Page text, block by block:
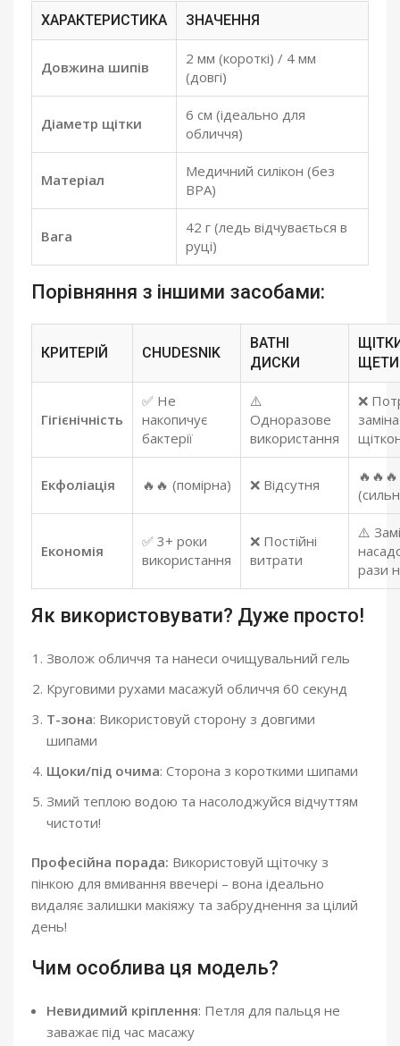
ХАРАКТЕРИСТИКА ЗНАЧЕННЯ
Довжина шипів
2 мм (короткі) / 4 мм
(довгі)
Діаметр щітки
6 см (ідеально для
обличчя)
Матеріал
Медичний силікон (без
BPA)
Вага
42 г (ледь відчувається в
руці)
Порівняння з іншими засобами:
КРИТЕРІЙ CHUDESNIK
ВАТНІ
ДИСКИ
Гігієнічність
✅ Не
накопичує
бактерії
⚠️
Одноразове
використання
❌
заміна
Екфоліація 🔥🔥 (помірна) ❌ Відсутня
🔥🔥🔥
Економія
✅ 3+ роки
використання
❌ Постійні
витрати
⚠️
рази
Як використовувати? Дуже просто!
Зволож обличчя та нанеси очищувальний гель
Круговими рухами масажуй обличчя 60 секунд
Т-зона: Використовуй сторону з довгими
шипами
Щоки/під очима: Сторона з короткими шипами
Змий теплою водою та насолоджуйся відчуттям
чистоти!
Професійна порада: Використовуй щіточку з
пінкою для вмивання ввечері – вона ідеально
видаляє залишки макіяжу та забруднення за цілий
день!
Чим особлива ця модель?
Невидимий кріплення: Петля для пальця не
заважає під час масажу